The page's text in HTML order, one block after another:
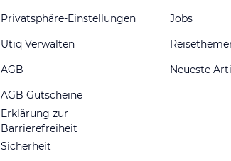
Privatsphäre-Einstellungen
Utiq Verwalten
AGB
AGB Gutscheine
Erklärung zur
Barrierefreiheit
Sicherheit
Jobs
Neueste